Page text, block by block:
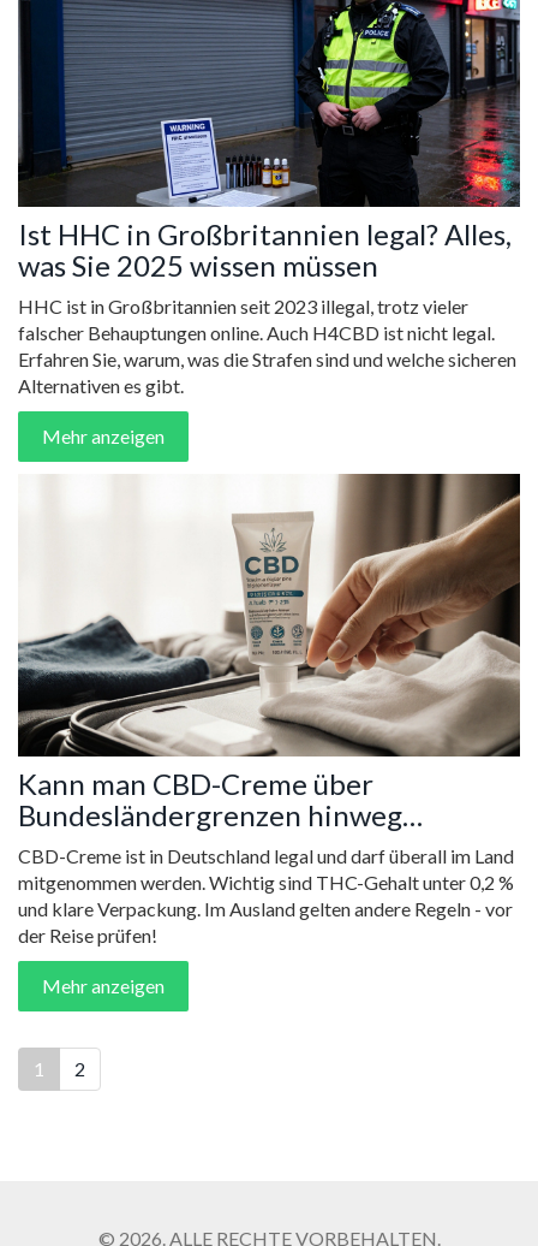
Ist HHC in Großbritannien legal? Alles,
was Sie 2025 wissen müssen
HHC ist in Großbritannien seit 2023 illegal, trotz vieler
falscher Behauptungen online. Auch H4CBD ist nicht legal.
Erfahren Sie, warum, was die Strafen sind und welche sicheren
Alternativen es gibt.
Mehr anzeigen
Kann man CBD-Creme über
Bundesländergrenzen hinweg
mitnehmen?
CBD-Creme ist in Deutschland legal und darf überall im Land
mitgenommen werden. Wichtig sind THC-Gehalt unter 0,2 %
und klare Verpackung. Im Ausland gelten andere Regeln - vor
der Reise prüfen!
Mehr anzeigen
1 2
© 2026. ALLE RECHTE VORBEHALTEN.